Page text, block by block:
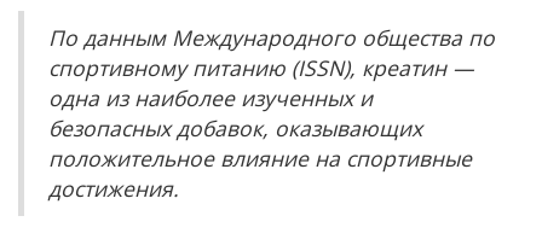
По данным Международного общества по
спортивному питанию (ISSN), креатин —
одна из наиболее изученных и
безопасных добавок, оказывающих
положительное влияние на спортивные
достижения.